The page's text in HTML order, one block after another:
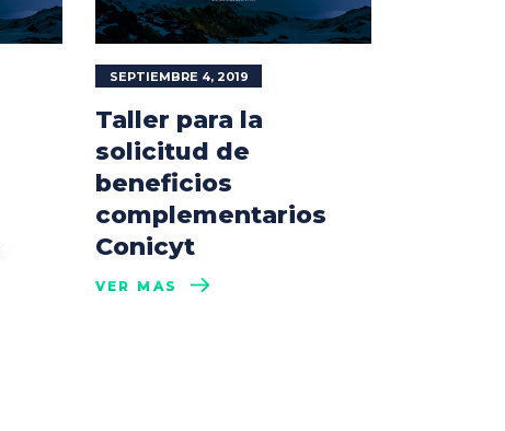
SEPTIEMBRE 4, 2019
Taller para la
solicitud de
beneficios
complementarios
Conicyt
VER MÁS